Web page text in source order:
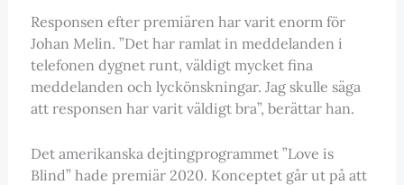
Responsen efter premiären har varit enorm för
Johan Melin. ”Det har ramlat in meddelanden i
telefonen dygnet runt, väldigt mycket fina
meddelanden och lyckönskningar. Jag skulle säga
att responsen har varit väldigt bra”, berättar han.
Det amerikanska dejtingprogrammet ”Love is
Blind” hade premiär 2020. Konceptet går ut på att